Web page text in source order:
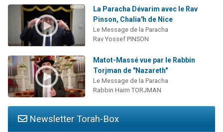
La Paracha Dévarim avec le Rav
Pinson, Chalia'h de Nice
Le Message de la Paracha
Rav Yossef PINSON
Matot-Massé vue par le Rabbin
Torjman de "Nazareth"
Le Message de la Paracha
Rabbin Haim TORJMAN
Newsletter Torah-Box